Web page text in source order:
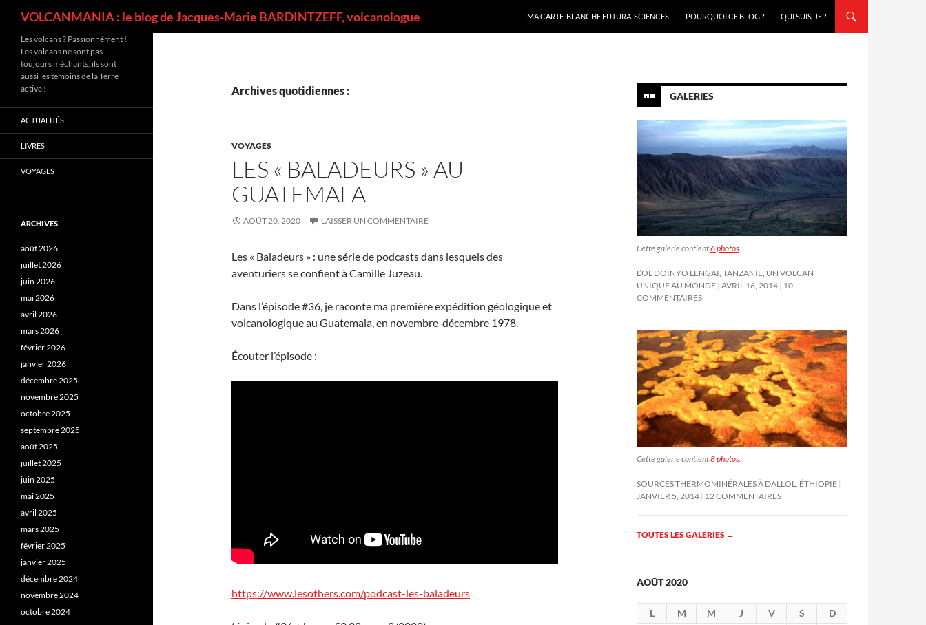
VOLCANMANIA : le blog de Jacques-Marie BARDINTZEFF, volcanologue
MA CARTE-BLANCHE FUTURA-SCIENCES
POURQUOI CE BLOG ? QUI SUIS-JE ?
Archives quotidiennes :
VOYAGES
LES « BALADEURS » AU
GUATEMALA
AOÛT 20, 2020 LAISSER UN COMMENTAIRE
Les « Baladeurs » : une série de podcasts dans lesquels des
aventuriers se confient à Camille Juzeau.
Dans l’épisode #36, je raconte ma première expédition géologique et
volcanologique au Guatemala, en novembre-décembre 1978.
Écouter l’épisode :
https://www.lesothers.com/podcast-les-baladeurs
GALERIES
Cette galerie contient6 photos.
L’OL DOINYO LENGAI, TANZANIE, UN VOLCAN
UNIQUE AU MONDE AVRIL 16, 2014 10
COMMENTAIRES
Cette galerie contient8 photos
SOURCES THERMOMINÉRALES À DALLOL, ÉTHIOPIE
JANVIER 5, 2014 12 COMMENTAIRES
TOUTES LES GALERIES →
AOÛT 2020
L M M J V S
D
Les volcans ? Passionnément !
Les volcans ne sont pas
toujours méchants, ils sont
aussi les témoins de la Terre
active !
ACTUALITÉS
LIVRES
VOYAGES
ARCHIVES
août 2026
juillet 2026
juin 2026
mai 2026
avril 2026
mars 2026
février 2026
janvier 2026
décembre 2025
novembre 2025
octobre 2025
septembre 2025
août 2025
juillet 2025
juin 2025
mai 2025
avril 2025
mars 2025
février 2025
janvier 2025
décembre 2024
novembre 2024
octobre 2024